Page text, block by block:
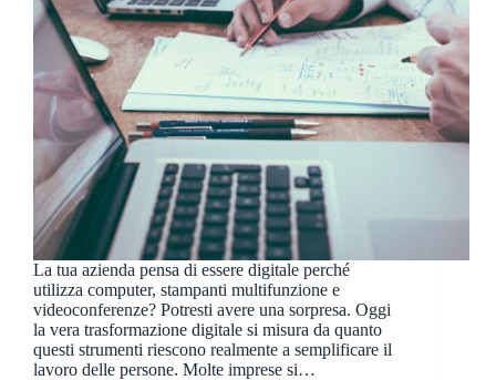
La tua azienda pensa di essere digitale perché
utilizza computer, stampanti multifunzione e
videoconferenze? Potresti avere una sorpresa. Oggi
la vera trasformazione digitale si misura da quanto
questi strumenti riescono realmente a semplificare il
lavoro delle persone. Molte imprese si…